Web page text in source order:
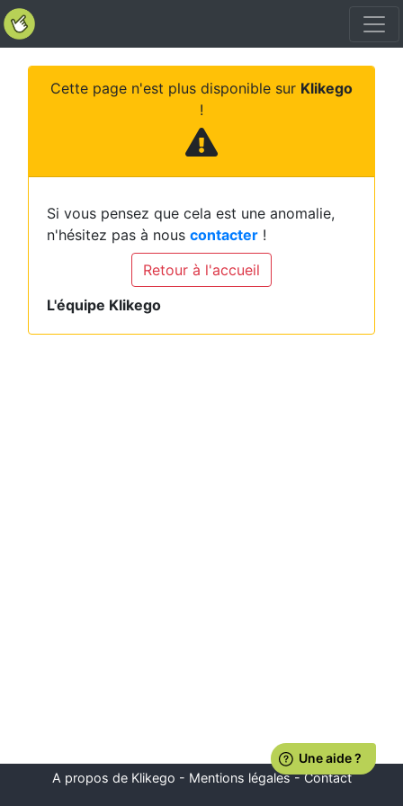
Cette page n'est plus disponible sur Klikego
!
Si vous pensez que cela est une anomalie,
n'hésitez pas à nous contacter !
Retour à l'accueil
L'équipe Klikego
A propos de Klikego - Mentions légales-Contact